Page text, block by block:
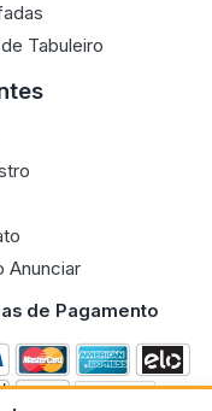
Tabuleiro
Anunciar
de Pagamento